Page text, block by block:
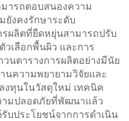
ารถตอบสนองความ
ยังคงรักษาระดับ
ผลิตที่ยืดหยุ่นสามารถปรับ
เลือกพื้นผิว และการ
นตารางการผลิตอย่างมีนัย
นความพยายามวิจัยและ
งทุนในวัสดุใหม่ เทคนิค
ามปลอดภัยที่พัฒนาแล้ว
บประโยชน์จากการดำเนิน